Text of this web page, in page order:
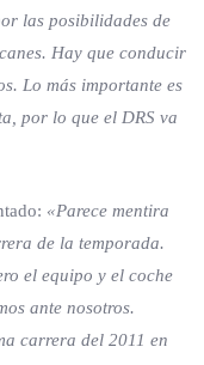
las posibilidades de
Hay que conducir
Lo más importante es
por lo que el DRS va
«Parece mentira
de la temporada.
el equipo y el coche
ante nosotros.
carrera del 2011 en